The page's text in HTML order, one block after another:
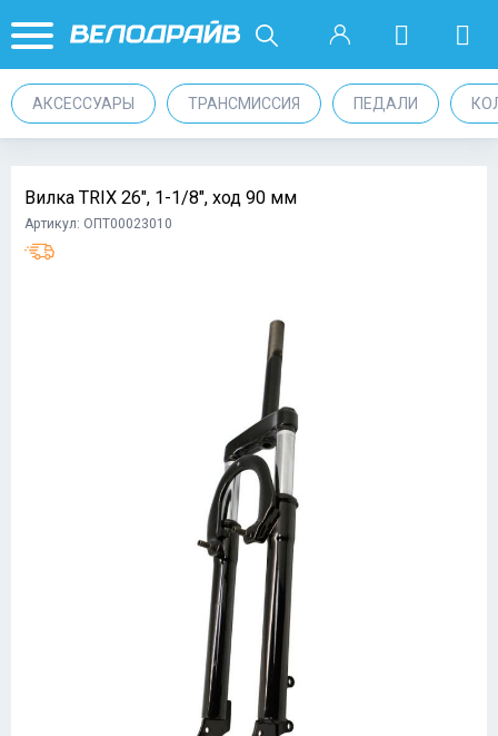
АКСЕССУАРЫ ТРАНСМИССИЯ ПЕДАЛИ
Вилка TRIX 26", 1-1/8", ход 90 мм
Артикул: ОПТ00023010